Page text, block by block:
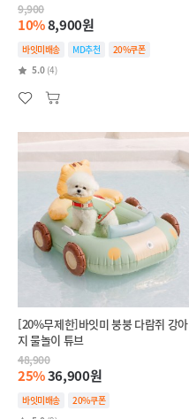
9,900
10%8,900원
바잇미배송 MD추천
20%쿠폰
5.0 (4)
[20%무제한]바잇미 붕붕 다람쥐 강아
지 물놀이 튜브
48,900
25%36,900원
바잇미배송
20%쿠폰